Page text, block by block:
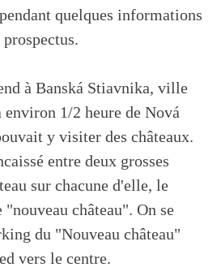
quelques informations
à Banská Stiavnika, ville
environ 1/2 heure de Nová
y visiter des châteaux.
entre deux grosses
sur chacune d'elle, le
château". On se
du "Nouveau château"
vers le centre.